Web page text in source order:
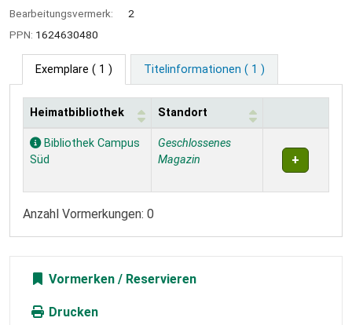
Bearbeitungsvermerk:
2
PPN: 1624630480
Exemplare ( 1 ) Titelinformationen ( 1 )
Exemplare
Heimatbibliothek Standort
Bibliothek Campus
Süd
Geschlossenes
Magazin
Anzahl Vormerkungen: 0
Vormerken
Drucken